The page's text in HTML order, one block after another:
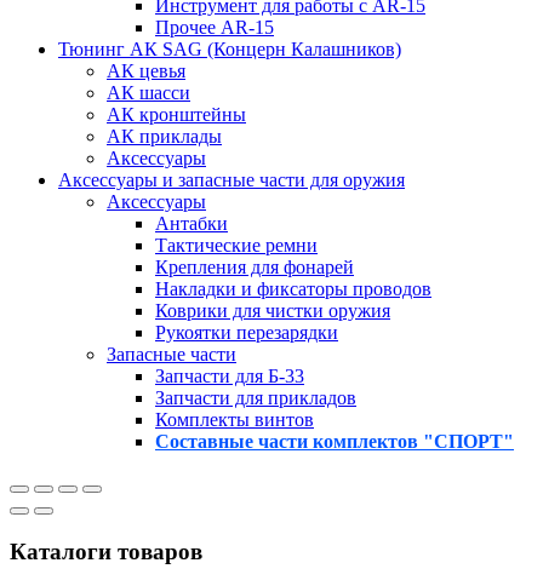
Инструмент для работы с AR-15
Прочее AR-15
Тюнинг АК SAG (Концерн Калашников)
АК цевья
АК шасси
АК кронштейны
АК приклады
Аксессуары
Аксессуары и запасные части для оружия
Аксессуары
Антабки
Тактические ремни
Крепления для фонарей
Накладки и фиксаторы проводов
Коврики для чистки оружия
Рукоятки перезарядки
Запасные части
Запчасти для Б-33
Запчасти для прикладов
Комплекты винтов
Составные части комплектов "СПОРТ"
Каталоги товаров